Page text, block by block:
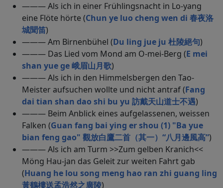
——— Als ich in einer Frühlingsnacht in Lo-yang
eine Flöte hörte (Chun ye luo cheng wen di 春夜洛
城聞笛)
——— Am Birnenbühel (Du ling jue ju 杜陵絕句)
——— Das Lied vom Mond am O-mei-Berg (E mei
shan yue ge 峨眉山月歌)
——— Als ich in den Himmelsbergen den Tao-
Meister aufsuchen wollte und nicht antraf (Fang
dai tian shan dao shi bu yu 訪戴天山道士不遇)
——— Beim Anblick eines aufgelassenen, weissen
Falken (Guan fang bai ying er shou (1) "Ba yue
bian feng gao" 觀放白鷹二首（其一）“八月邊風高”)
——— Als ich am Turm >>Zum gelben Kranich<<
Möng Hau-jan das Geleit zur weiten Fahrt gab
(Huang he lou song meng hao ran zhi guang ling
黃鶴樓送孟浩然之廣陵)